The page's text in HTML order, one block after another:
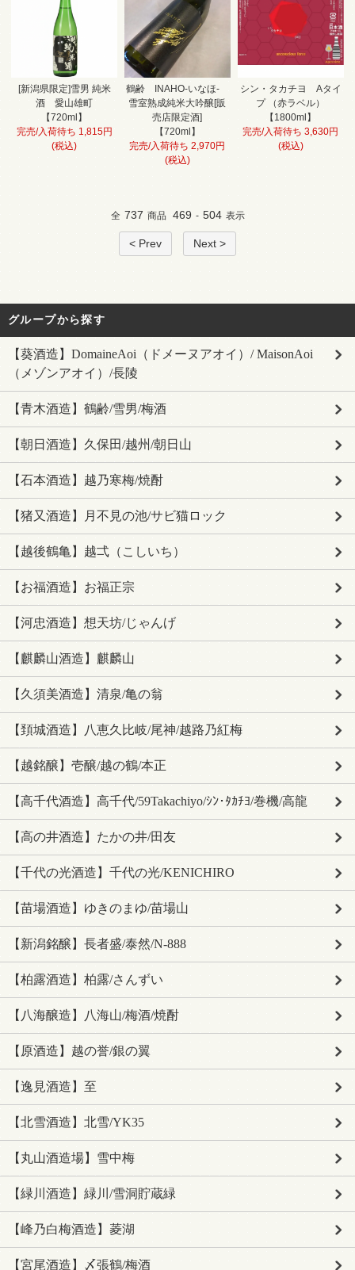
[新潟県限定]雪男 純米
酒 愛山雄町
【720ml】
完売/入荷待ち 1,815円
(税込)
鶴齢 INAHO-いなほ-
雪室熟成純米大吟醸[販
売店限定酒]
【720ml】
完売/入荷待ち 2,970円
(税込)
シン・タカチヨ Aタイ
プ （赤ラベル）
【1800ml】
完売/入荷待ち 3,630円
(税込)
全 737 商品 469 - 504 表示
< Prev Next >
グループから探す
【葵酒造】DomaineAoi（ドメーヌアオイ）/ MaisonAoi
（メゾンアオイ）/長陵
【青木酒造】鶴齢/雪男/梅酒
【朝日酒造】久保田/越州/朝日山
【石本酒造】越乃寒梅/焼酎
【猪又酒造】月不見の池/サビ猫ロック
【越後鶴亀】越弌（こしいち）
【お福酒造】お福正宗
【河忠酒造】想天坊/じゃんげ
【麒麟山酒造】麒麟山
【久須美酒造】清泉/亀の翁
【頚城酒造】八恵久比岐/尾神/越路乃紅梅
【越銘醸】壱醸/越の鶴/本正
【高千代酒造】高千代/59Takachiyo/ｼﾝ･ﾀｶﾁﾖ/巻機/高龍
【高の井酒造】たかの井/田友
【千代の光酒造】千代の光/KENICHIRO
【苗場酒造】ゆきのまゆ/苗場山
【新潟銘醸】長者盛/泰然/N-888
【柏露酒造】柏露/さんずい
【八海醸造】八海山/梅酒/焼酎
【原酒造】越の誉/銀の翼
【逸見酒造】至
【北雪酒造】北雪/YK35
【丸山酒造場】雪中梅
【緑川酒造】緑川/雪洞貯蔵緑
【峰乃白梅酒造】菱湖
【宮尾酒造】〆張鶴/梅酒